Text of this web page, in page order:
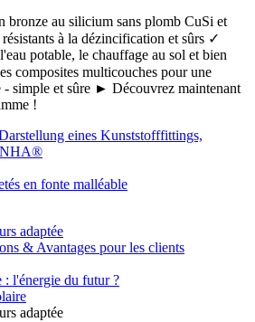
bronze au silicium sans plomb CuSi et
à la dézincification et sûrs ✓
potable, le chauffage au sol et bien
composites multicouches pour une
simple et sûre ► Découvrez maintenant
!
en fonte malléable
adaptée
& Avantages pour les clients
: l'énergie du futur ?
adaptée